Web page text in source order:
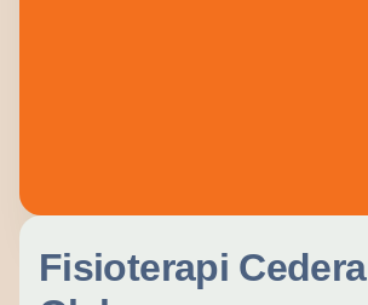
Fisioterapi Cedera